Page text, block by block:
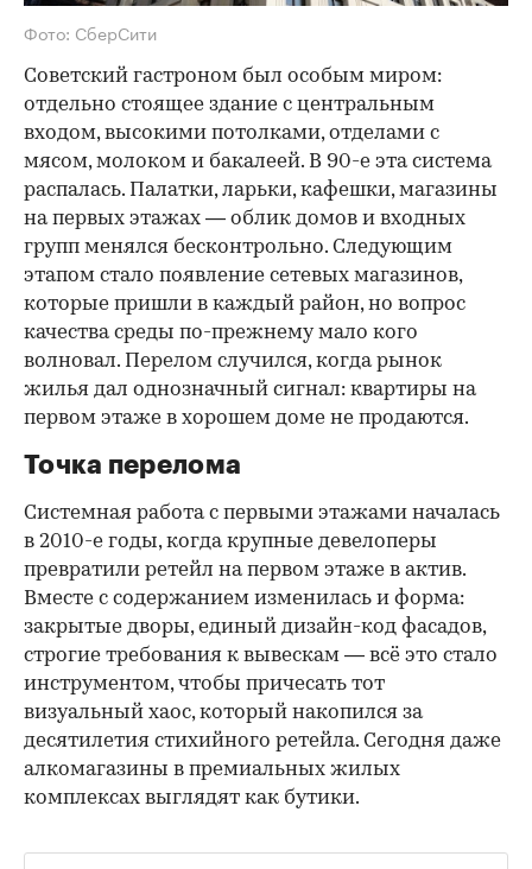
Фото: СберСити
Советский гастроном был особым миром:
отдельно стоящее здание с центральным
входом, высокими потолками, отделами с
мясом, молоком и бакалеей. В 90-е эта система
распалась. Палатки, ларьки, кафешки, магазины
на первых этажах — облик домов и входных
групп менялся бесконтрольно. Следующим
этапом стало появление сетевых магазинов,
которые пришли в каждый район, но вопрос
качества среды по-прежнему мало кого
волновал. Перелом случился, когда рынок
жилья дал однозначный сигнал: квартиры на
первом этаже в хорошем доме не продаются.
Точка перелома
Системная работа с первыми этажами началась
в 2010-е годы, когда крупные девелоперы
превратили ретейл на первом этаже в актив.
Вместе с содержанием изменилась и форма:
закрытые дворы, единый дизайн-код фасадов,
строгие требования к вывескам — всё это стало
инструментом, чтобы причесать тот
визуальный хаос, который накопился за
десятилетия стихийного ретейла. Сегодня даже
алкомагазины в премиальных жилых
комплексах выглядят как бутики.